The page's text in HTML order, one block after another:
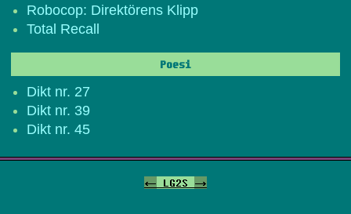
Robocop: Direktörens Klipp
Total Recall
Poesi
Dikt nr. 27
Dikt nr. 39
Dikt nr. 45
<- LG2S ->